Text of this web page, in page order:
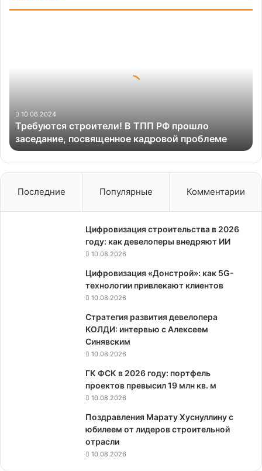
посвященное
кадровой
проблеме
10.06.2024
Требуются строители! В ТПП РФ прошло
заседание, посвященное кадровой проблеме
Последние Популярные Комментарии
Цифровизация строительства в 2026
году: как девелоперы внедряют ИИ
10.08.2026
Цифровизация «Донстрой»: как 5G-
технологии привлекают клиентов
10.08.2026
Стратегия развития девелопера
КОЛДИ: интервью с Алексеем
Синявским
10.08.2026
ГК ФСК в 2026 году: портфель
проектов превысил 19 млн кв. м
10.08.2026
Поздравления Марату Хуснуллину с
юбилеем от лидеров строительной
отрасли
10.08.2026